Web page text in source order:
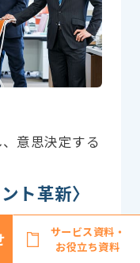
意思決定する
ト革新〉
サービス資料・
お役立ち資料